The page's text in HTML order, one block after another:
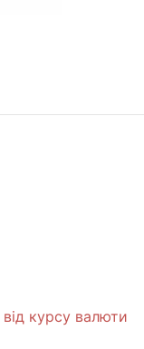
курсу валюти